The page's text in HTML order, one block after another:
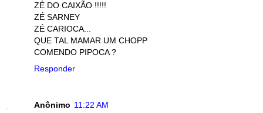
ZÉ DO CAIXÃO !!!!!
ZÉ SARNEY
ZÉ CARIOCA...
QUE TAL MAMAR UM CHOPP
COMENDO PIPOCA ?
Responder
Anônimo 11:22 AM